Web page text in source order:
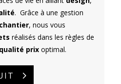
. Grâce à une gestion
chantier, nous vous
réalisés dans les règles de
prixoptimal.